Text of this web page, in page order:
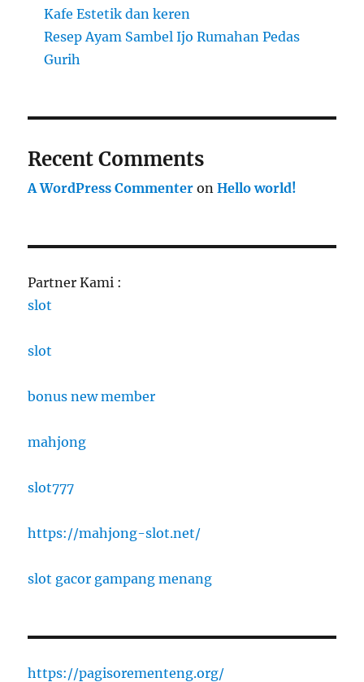
Kafe Estetik dan keren
Resep Ayam Sambel Ijo Rumahan Pedas
Gurih
Recent Comments
A WordPress Commenter onHello world!
Partner Kami :
slot
slot
bonus new member
mahjong
slot777
https://mahjong-slot.net/
slot gacor gampang menang
https://pagisorementeng.org/